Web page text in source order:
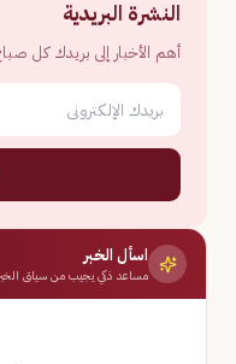
النشرة البريدية
أهم الأخبار إلى بريدك كل
اسأل الخبر
مساعد ذكي يجيب من سياق